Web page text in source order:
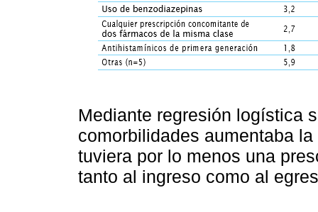
Mediante regresión logística
comorbilidades aumentaba
tuviera por lo menos una
tanto al ingreso como al